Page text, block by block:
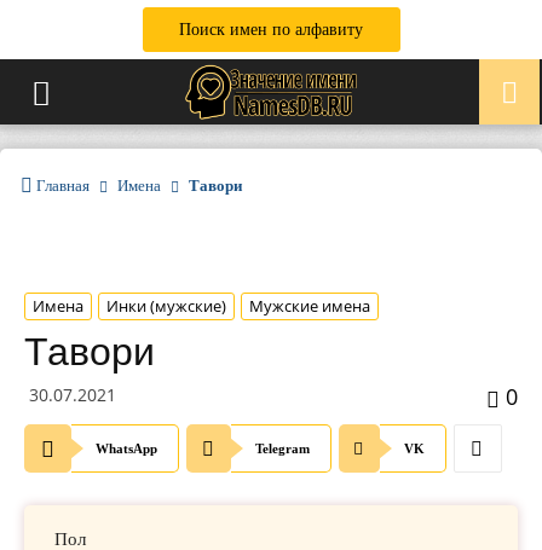
Поиск имен по алфавиту
Главная Имена Тавори
Имена Инки (мужские) Мужские имена
Тавори
30.07.2021 0
WhatsApp Telegram VK
Пол